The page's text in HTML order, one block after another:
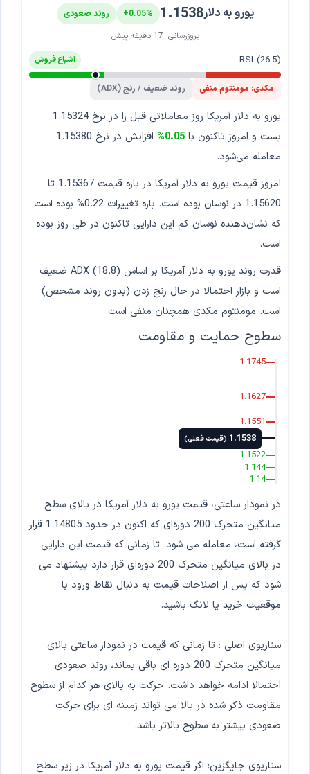
یورو به دلار1.1538
+0.05%
روند صعودی
بروزرسانی: 17 دقیقه پیش
RSI (26.5) اشباع فروش
مکدی: مومنتوم منفی روند ضعیف / رنج (ADX)
یورو به دلار آمریکا روز معاملاتی قبل را در نرخ 1.15324
بست و امروز تاکنون با 0.05%
افزایش در نرخ 1.15380
معامله می‌شود.
امروز قیمت یورو به دلار آمریکا در بازه قیمت 1.15367 تا
1.15620 در نوسان بوده است. بازه تغییرات 0.22% بوده است
که نشان‌دهنده نوسان کم این دارایی تاکنون در طی روز بوده
است.
قدرت روند یورو به دلار آمریکا بر اساس ADX (18.8) ضعیف
است و بازار احتمالا در حال رنج زدن (بدون روند مشخص)
است. مومنتوم مکدی همچنان منفی است.
سطوح حمایت و مقاومت
1.1745
1.1627
1.1551
1.1538 (قیمت فعلی)
1.1522
1.144
1.14
در نمودار ساعتی، قیمت یورو به دلار آمریکا در بالای سطح
میانگین متحرک 200 دوره‌ای که اکنون در حدود 1.14805 قرار
گرفته است، معامله می شود. تا زمانی که قیمت این دارایی
در بالای میانگین متحرک 200 دوره‌ای قرار دارد پیشنهاد می
شود که پس از اصلاحات قیمت به دنبال نقاط ورود با
موقعیت خرید یا لانگ باشید.
سناریوی اصلی : تا زمانی که قیمت در نمودار ساعتی بالای
میانگین متحرک 200 دوره ای باقی بماند، روند صعودی
احتمالا ادامه خواهد داشت. حرکت به بالای هر کدام از سطوح
مقاومت ذکر شده در بالا می تواند زمینه ای برای حرکت
صعودی بیشتر به سطوح بالاتر باشد.
سناریوی جایگزین: اگر قیمت یورو به دلار آمریکا در زیر سطح